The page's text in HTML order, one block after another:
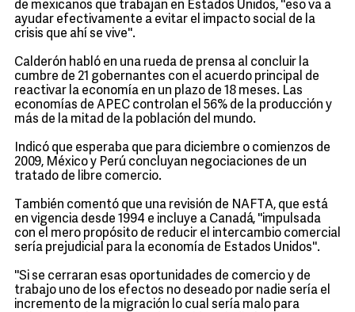
de mexicanos que trabajan en Estados Unidos, ''eso va a
ayudar efectivamente a evitar el impacto social de la
crisis que ahí se vive''.
Calderón habló en una rueda de prensa al concluir la
cumbre de 21 gobernantes con el acuerdo principal de
reactivar la economía en un plazo de 18 meses. Las
economías de APEC controlan el 56% de la producción y
más de la mitad de la población del mundo.
Indicó que esperaba que para diciembre o comienzos de
2009, México y Perú concluyan negociaciones de un
tratado de libre comercio.
También comentó que una revisión de NAFTA, que está
en vigencia desde 1994 e incluye a Canadá, ''impulsada
con el mero propósito de reducir el intercambio comercial
sería prejudicial para la economía de Estados Unidos''.
''Si se cerraran esas oportunidades de comercio y de
trabajo uno de los efectos no deseado por nadie sería el
incremento de la migración lo cual sería malo para